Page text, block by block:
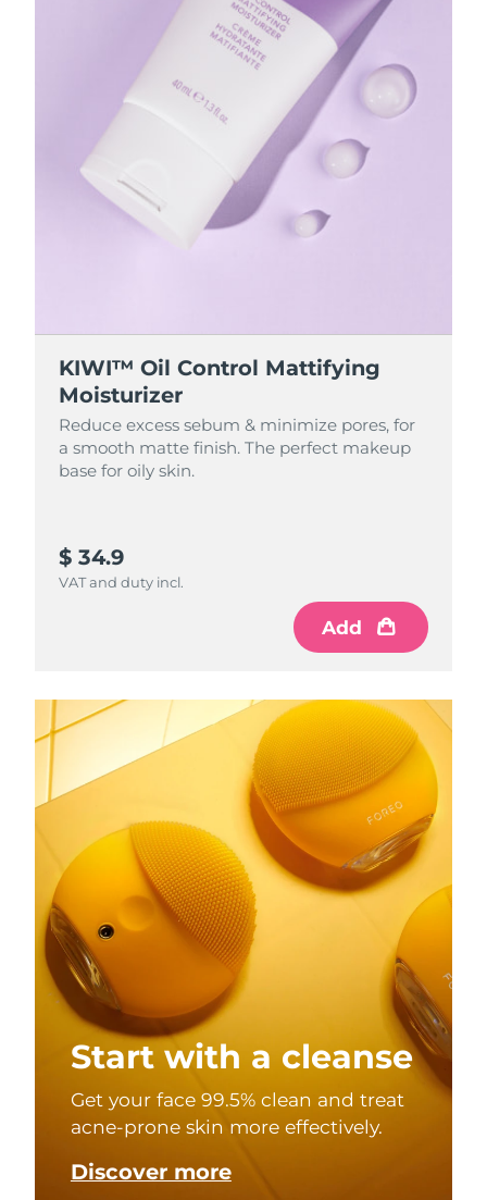
KIWI™ Oil Control Mattifying
Moisturizer
Reduce excess sebum & minimize pores, for
a smooth matte finish. The perfect makeup
base for oily skin.
$ 34.9
VAT and duty incl.
Add
Start with a cleanse
Get your face 99.5% clean and treat
acne-prone skin more effectively.
Discover more